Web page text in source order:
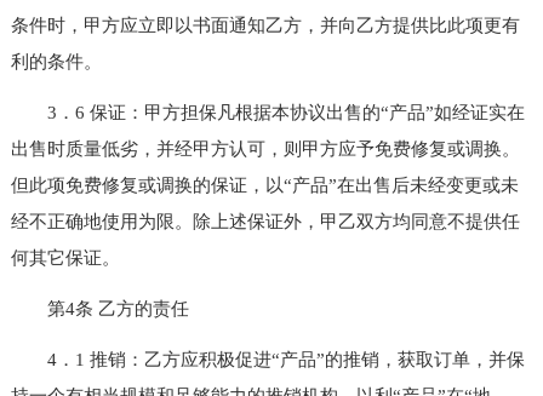
条件时，甲方应立即以书面通知乙方，并向乙方提供比此项更有
利的条件。
3．6 保证：甲方担保凡根据本协议出售的“产品”如经证实在
出售时质量低劣，并经甲方认可，则甲方应予免费修复或调换。
但此项免费修复或调换的保证，以“产品”在出售后未经变更或未
经不正确地使用为限。除上述保证外，甲乙双方均同意不提供任
何其它保证。
第4条 乙方的责任
4．1 推销：乙方应积极促进“产品”的推销，获取订单，并保